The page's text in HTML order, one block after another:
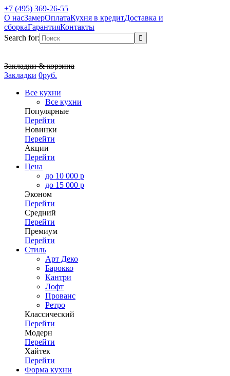
+7 (495) 369-26-55
О насЗамерОплатаКухня в кредитДоставка и
сборкаГарантияКонтакты
Search for:
Закладки & корзина
Закладки 0руб.
Все кухни
Все кухни
Популярные
Перейти
Новинки
Перейти
Акции
Перейти
Цена
до 10 000 р
до 15 000 р
Эконом
Перейти
Средний
Перейти
Премиум
Перейти
Стиль
Арт Деко
Барокко
Кантри
Лофт
Прованс
Ретро
Классический
Перейти
Модерн
Перейти
Хайтек
Перейти
Форма кухни